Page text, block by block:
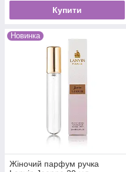
Купити
Новинка
Жіночий парфум ручка